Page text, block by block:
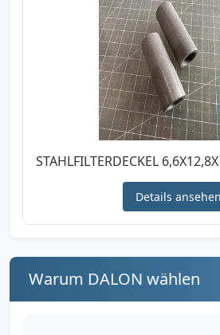
STAHLFILTERDECKEL
Details ansehen
Warum DALON wählen